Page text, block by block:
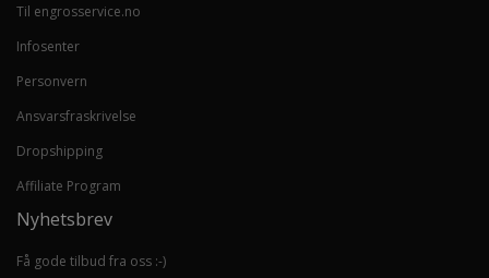
Til engrosservice.no
Infosenter
Personvern
Ansvarsfraskrivelse
Dropshipping
Affiliate Program
Nyhetsbrev
Få gode tilbud fra oss :-)